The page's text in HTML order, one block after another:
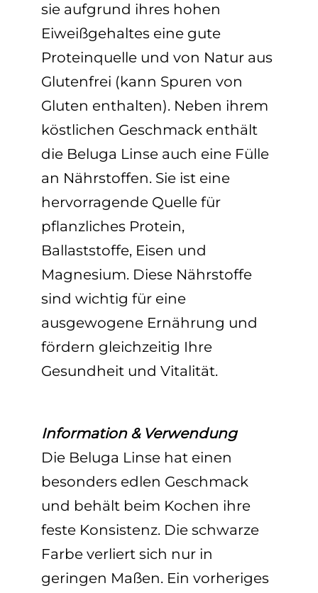
sie aufgrund ihres hohen
Eiweißgehaltes eine gute
Proteinquelle und von Natur aus
Glutenfrei (kann Spuren von
Gluten enthalten). Neben ihrem
köstlichen Geschmack enthält
die Beluga Linse auch eine Fülle
an Nährstoffen. Sie ist eine
hervorragende Quelle für
pflanzliches Protein,
Ballaststoffe, Eisen und
Magnesium. Diese Nährstoffe
sind wichtig für eine
ausgewogene Ernährung und
fördern gleichzeitig Ihre
Gesundheit und Vitalität.
Information & Verwendung
Die Beluga Linse hat einen
besonders edlen Geschmack
und behält beim Kochen ihre
feste Konsistenz. Die schwarze
Farbe verliert sich nur in
geringen Maßen. Ein vorheriges